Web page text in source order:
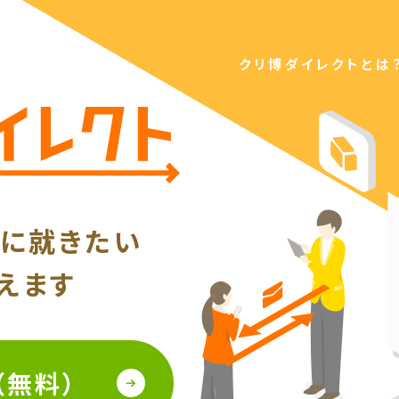
クリ博ダイレクトとは
就きたい
ます
料）